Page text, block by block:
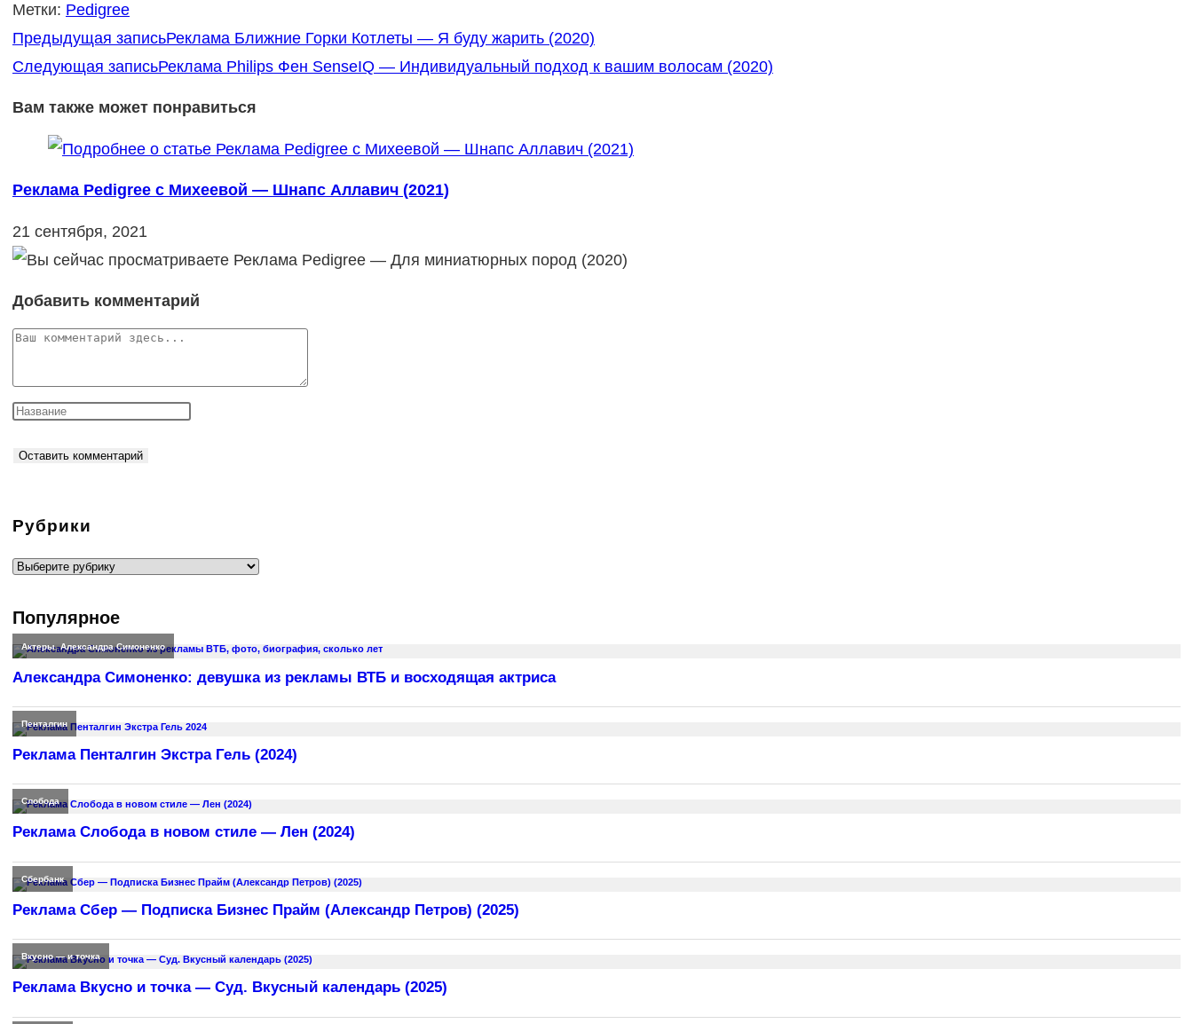
Метки: Pedigree
Еще
статьи
Предыдущая записьРеклама Ближние Горки Котлеты — Я буду жарить (2020)
Следующая записьРеклама Philips Фен SenseIQ — Индивидуальный подход к вашим волосам (2020)
Вам также может понравиться
Реклама Pedigree с Михеевой — Шнапс Аллавич (2021)
21 сентября, 2021
Добавить комментарий
Комментарий
Рубрики
Рубрики
Популярное
Актеры,Александра Симоненко
Александра Симоненко: девушка из рекламы ВТБ и восходящая актриса
Пенталгин
Реклама Пенталгин Экстра Гель (2024)
Слобода
Реклама Слобода в новом стиле — Лен (2024)
Сбербанк
Реклама Сбер — Подписка Бизнес Прайм (Александр Петров) (2025)
Вкусно — и точка
Реклама Вкусно и точка — Суд. Вкусный календарь (2025)